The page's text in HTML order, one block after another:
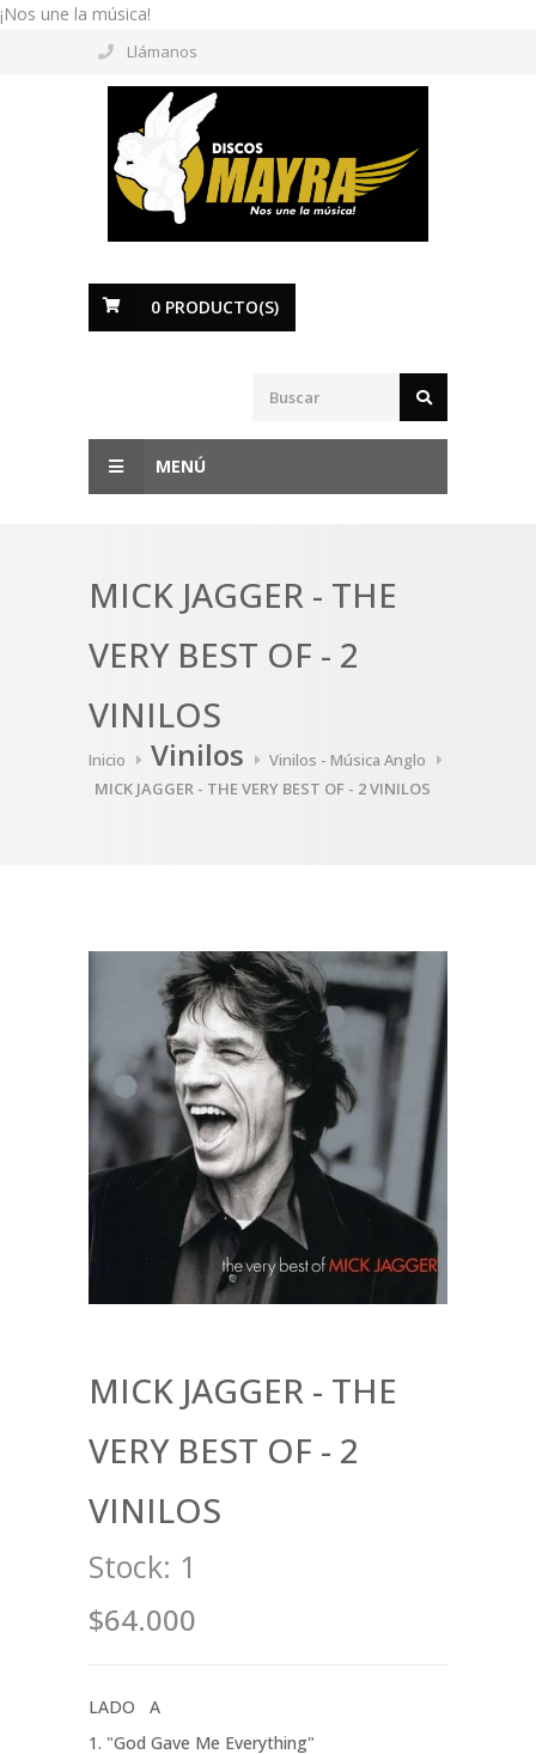
¡Nos une la música!
Llámanos
0 PRODUCTO(S)
MENÚ
MICK JAGGER - THE
VERY BEST OF - 2
VINILOS
Inicio Vinilos
Vinilos - Música Anglo
MICK JAGGER - THE VERY BEST OF - 2 VINILOS
MICK JAGGER - THE
VERY BEST OF - 2
VINILOS
Stock: 1
$64.000
LADO A
1. "God Gave Me Everything"